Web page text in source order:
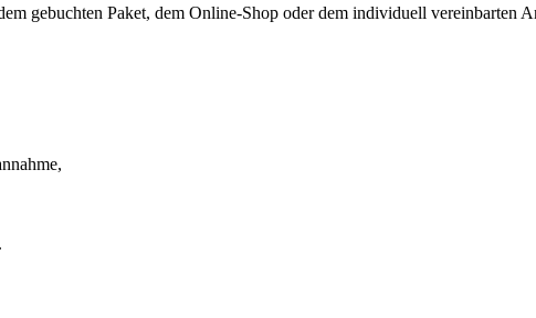
gebuchten Paket, dem Online-Shop oder dem individuell vereinbarten